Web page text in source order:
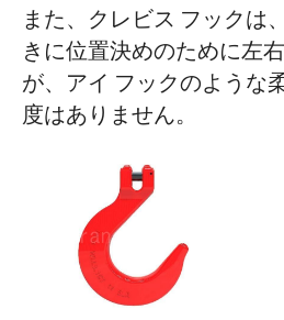
また、クレビス フックは
きに位置決めのために左
が、アイ フックのような
度はありません。